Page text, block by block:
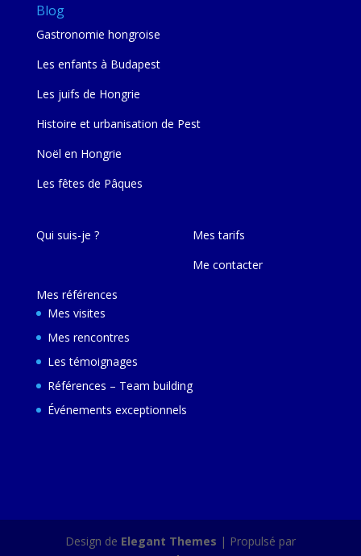
Blog
Gastronomie hongroise
Les enfants à Budapest
Les juifs de Hongrie
Histoire et urbanisation de Pest
Noël en Hongrie
Les fêtes de Pâques
Qui suis-je ?
Mes références
Mes visites
Mes rencontres
Les témoignages
Références – Team building
Événements exceptionnels
Mes tarifs
Me contacter
Design de Elegant Themes | Propulsé par